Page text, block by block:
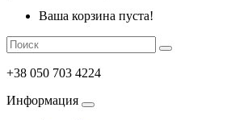
Ваша корзина пуста!
+38 050 703 4224
Информация